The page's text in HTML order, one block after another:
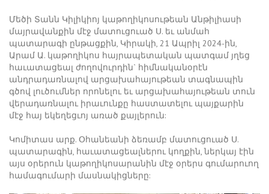
Մեծի Տանն Կիլիկիոյ կաթողիկոսութեան Անթիլիասի
մայրավանքին մէջ մատուցուած Ս. եւ անմահ
պատարագի ընթացքին, Կիրակի, 21 Ապրիլ 2024-ին,
Արամ Ա. կաթողիկոս հայրապետական պատգամ յղեց
հաւատացեալ ժողովուրդին` հիմնականօրէն
անդրադառնալով արցախահայութեան տագնապին
գծով լուծումներ որոնելու եւ արցախահայութեան տուն
վերադառնալու իրաւունքը հաստատելու պայքարին
մէջ հայ եկեղեցւոյ առած քայլերուն:
Կոմիտաս արք. Օհանեանի ձեռամբ մատուցուած Ս.
պատարագին, հաւատացեալներու կողքին, ներկայ էին
այս օրերուն կաթողիկոսարանին մէջ օրերս գումարուող
համագումարի մասնակիցները: